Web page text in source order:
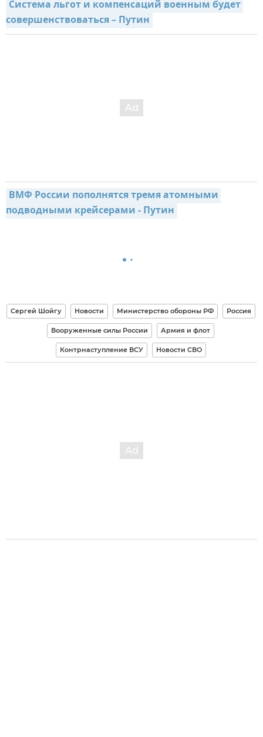
Система льгот и компенсаций военным будет
совершенствоваться – Путин
ВМФ России пополнятся тремя атомными
подводными крейсерами - Путин
Сергей Шойгу Новости Министерство обороны РФ Россия
Вооруженные силы России Армия и флот
Контрнаступление ВСУ Новости СВО